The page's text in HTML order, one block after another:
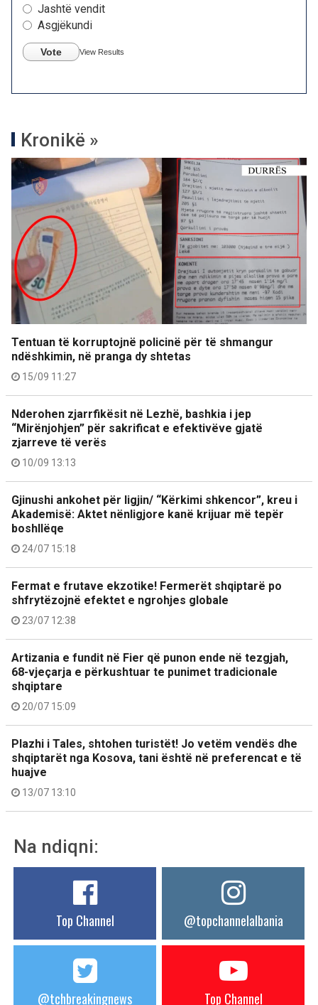
Jashtë vendit
Asgjëkundi
Vote View Results
Kronikë »
Tentuan të korruptojnë policinë për të shmangur
ndëshkimin, në pranga dy shtetas
15/09 11:27
Nderohen zjarrfikësit në Lezhë, bashkia i jep
“Mirënjohjen” për sakrificat e efektivëve gjatë
zjarreve të verës
10/09 13:13
Gjinushi ankohet për ligjin/ “Kërkimi shkencor”, kreu i
Akademisë: Aktet nënligjore kanë krijuar më tepër
boshllëqe
24/07 15:18
Fermat e frutave ekzotike! Fermerët shqiptarë po
shfrytëzojnë efektet e ngrohjes globale
23/07 12:38
Artizania e fundit në Fier që punon ende në tezgjah,
68-vjeçarja e përkushtuar te punimet tradicionale
shqiptare
20/07 15:09
Plazhi i Tales, shtohen turistët! Jo vetëm vendës dhe
shqiptarët nga Kosova, tani është në preferencat e të
huajve
13/07 13:10
Na ndiqni:
Top Channel @topchannelalbania
@tchbreakingnews Top Channel